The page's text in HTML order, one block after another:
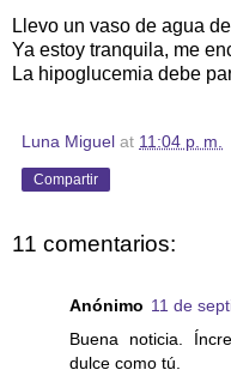
Llevo un vaso de agua
Ya estoy tranquila, me
La hipoglucemia debe
Luna Miguel at 11:04 p. m.
Compartir
11 comentarios:
Anónimo 11 de
Buena noticia.
dulce como tú.